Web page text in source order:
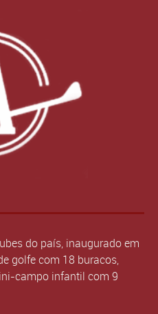
do país, inaugurado em
golfe com 18 buracos,
campo infantil com 9